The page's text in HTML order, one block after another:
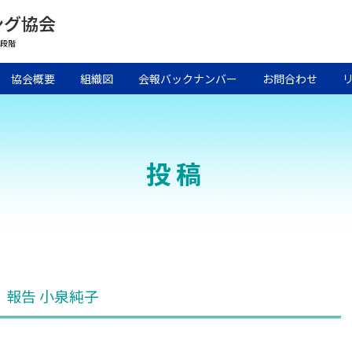
協会
階
協会概要 組織図 会報バックナンバー お問合わせ
投稿
報告 小泉純子